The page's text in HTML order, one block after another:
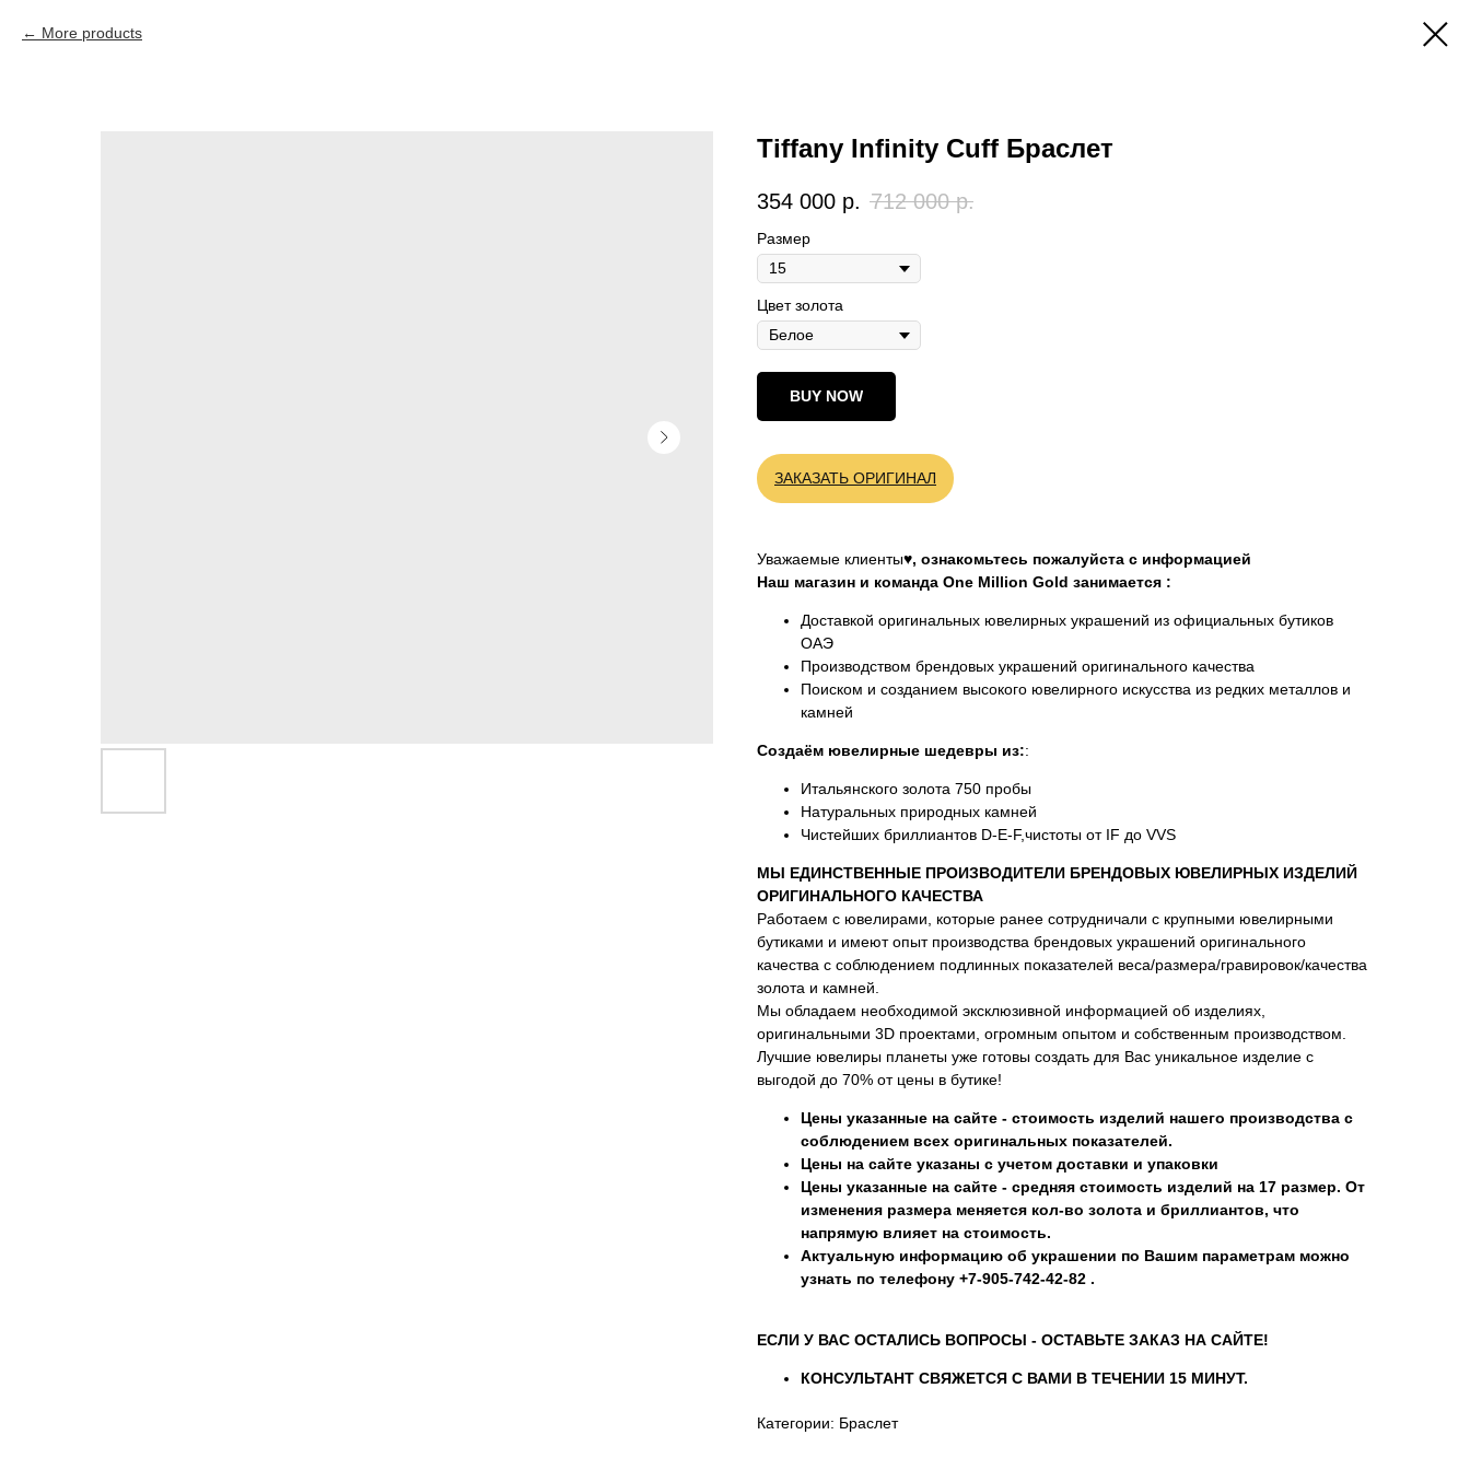
More products
Tiffany Infinity Cuff Браслет
354 000 р. 712 000 р.
Размер
Цвет золота
BUY NOW
ЗАКАЗАТЬ ОРИГИНАЛ
Уважаемые клиенты♥, ознакомьтесь пожалуйста с информацией
Наш магазин и команда One Million Gold занимается :
Доставкой оригинальных ювелирных украшений из официальных бутиков
ОАЭ
Производством брендовых украшений оригинального качества
Поиском и созданием высокого ювелирного искусства из редких металлов и
камней
Создаём ювелирные шедевры из::
Итальянского золота 750 пробы
Натуральных природных камней
Чистейших бриллиантов D-E-F,чистоты от IF до VVS
МЫ ЕДИНСТВЕННЫЕ ПРОИЗВОДИТЕЛИ БРЕНДОВЫХ ЮВЕЛИРНЫХ ИЗДЕЛИЙ
ОРИГИНАЛЬНОГО КАЧЕСТВА
Работаем с ювелирами, которые ранее сотрудничали с крупными ювелирными
бутиками и имеют опыт производства брендовых украшений оригинального
качества с соблюдением подлинных показателей веса/размера/гравировок/качества
золота и камней.
Мы обладаем необходимой эксклюзивной информацией об изделиях,
оригинальными 3D проектами, огромным опытом и собственным производством.
Лучшие ювелиры планеты уже готовы создать для Вас уникальное изделие с
выгодой до 70% от цены в бутике!
Цены указанные на сайте - стоимость изделий нашего производства с
соблюдением всех оригинальных показателей.
Цены на сайте указаны с учетом доставки и упаковки
Цены указанные на сайте - средняя стоимость изделий на 17 размер. От
изменения размера меняется кол-во золота и бриллиантов, что
напрямую влияет на стоимость.
Актуальную информацию об украшении по Вашим параметрам можно
узнать по телефону +7-905-742-42-82 .
ЕСЛИ У ВАС ОСТАЛИСЬ ВОПРОСЫ - ОСТАВЬТЕ ЗАКАЗ НА САЙТЕ!
КОНСУЛЬТАНТ СВЯЖЕТСЯ С ВАМИ В ТЕЧЕНИИ 15 МИНУТ.
Категории: Браслет